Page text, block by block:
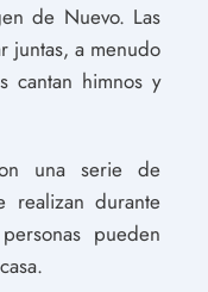
de Nuevo. Las
juntas, a menudo
cantan himnos y
una serie de
realizan durante
pueden